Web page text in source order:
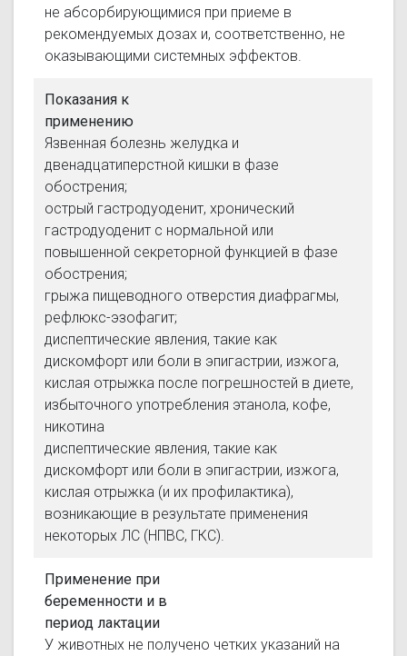
не абсорбирующимися при приеме в
рекомендуемых дозах и, соответственно, не
оказывающими системных эффектов.
Показания к
применению
Язвенная болезнь желудка и
двенадцатиперстной кишки в фазе
обострения;
острый гастродуоденит, хронический
гастродуоденит с нормальной или
повышенной секреторной функцией в фазе
обострения;
грыжа пищеводного отверстия диафрагмы,
рефлюкс-эзофагит;
диспептические явления, такие как
дискомфорт или боли в эпигастрии, изжога,
кислая отрыжка после погрешностей в диете,
избыточного употребления этанола, кофе,
никотина
диспептические явления, такие как
дискомфорт или боли в эпигастрии, изжога,
кислая отрыжка (и их профилактика),
возникающие в результате применения
некоторых ЛС (НПВС, ГКС).
Применение при
беременности и в
период лактации
У животных не получено четких указаний на